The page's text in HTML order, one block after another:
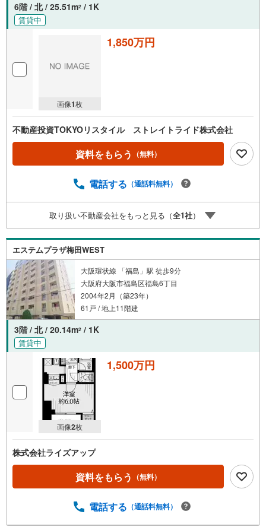
6階 / 北 / 25.51m2 / 1K
賃貸中
画像1枚
1,850万円
不動産投資TOKYOリスタイル ストレイトライド株式会社
資料をもらう （無料）
電話する （通話料無料）
取り扱い不動産会社をもっと見る（全1社）
エステムプラザ梅田WEST
大阪環状線 「福島」駅 徒歩9分
大阪府大阪市福島区福島6丁目
2004年2月（築23年）
61戸 / 地上11階建
3階 / 北 / 20.14m2 / 1K
賃貸中
画像2枚
1,500万円
株式会社ライズアップ
資料をもらう （無料）
電話する （通話料無料）